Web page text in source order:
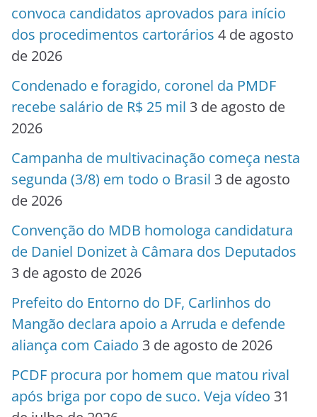
convoca candidatos aprovados para início
dos procedimentos cartorários 4 de agosto
de 2026
Condenado e foragido, coronel da PMDF
recebe salário de R$ 25 mil 3 de agosto de
2026
Campanha de multivacinação começa nesta
segunda (3/8) em todo o Brasil 3 de agosto
de 2026
Convenção do MDB homologa candidatura
de Daniel Donizet à Câmara dos Deputados
3 de agosto de 2026
Prefeito do Entorno do DF, Carlinhos do
Mangão declara apoio a Arruda e defende
aliança com Caiado 3 de agosto de 2026
PCDF procura por homem que matou rival
após briga por copo de suco. Veja vídeo 31